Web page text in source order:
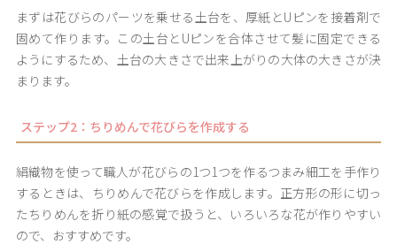
まずは花びらのパーツを乗せる土台を、厚紙とUピンを接着剤で
固めて作ります。この土台とUピンを合体させて髪に固定できる
ようにするため、土台の大きさで出来上がりの大体の大きさが決
まります。
ステップ2：ちりめんで花びらを作成する
絹織物を使って職人が花びらの1つ1つを作るつまみ細工を手作り
するときは、ちりめんで花びらを作成します。正方形の形に切っ
たちりめんを折り紙の感覚で扱うと、いろいろな花が作りやすい
ので、おすすめです。